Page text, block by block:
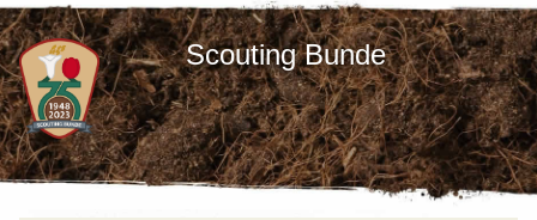
Scouting Bunde